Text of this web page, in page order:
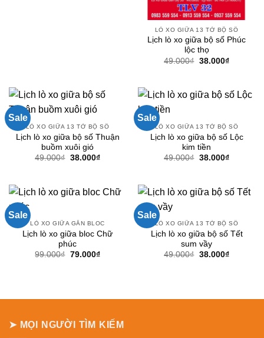
LÒ XO GIỮA 13 TỜ BỘ SỐ
Lịch lò xo giữa bộ số Phúc
lộc thọ
49.000₫ Giá
38.000₫Giá
38.000₫.
Sale
LÒ XO GIỮA 13 TỜ BỘ SỐ
Lịch lò xo giữa bộ số Thuận
buồm xuôi gió
49.000₫ Giá
38.000₫Giá
38.000₫.
Sale
LÒ XO GIỮA 13 TỜ BỘ SỐ
Lịch lò xo giữa bộ số Lộc
kim tiền
49.000₫ Giá
38.000₫Giá
38.000₫.
Sale
LÒ XO GIỮA GẮN BLOC
Lịch lò xo giữa bloc Chữ
phúc
99.000₫ Giá
79.000₫Giá
Sale
LÒ XO GIỮA 13 TỜ BỘ SỐ
Lịch lò xo giữa bộ số Tết
sum vầy
49.000₫ Giá
38.000₫Giá
➤ MỌI NGƯỜI TÌM KIẾM